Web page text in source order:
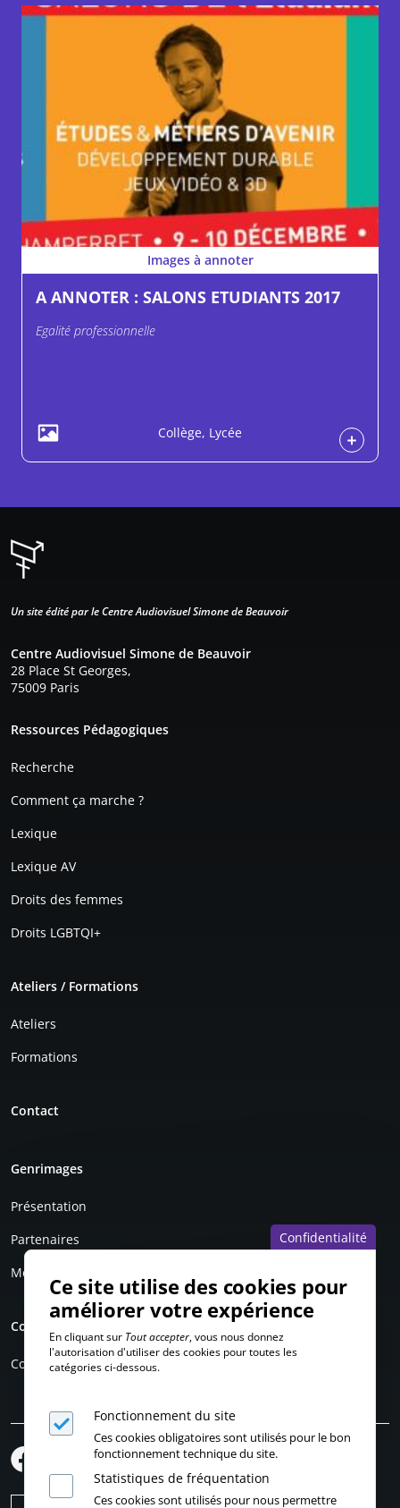
Images à annoter
A ANNOTER : SALONS ETUDIANTS 2017
Egalité professionnelle
Collège, Lycée
Un site édité par le Centre Audiovisuel Simone de Beauvoir
Centre Audiovisuel Simone de Beauvoir
28 Place St Georges,
75009 Paris
Ressources Pédagogiques
Recherche
Comment ça marche ?
Lexique
Lexique AV
Droits des femmes
Droits LGBTQI+
Ateliers / Formations
Ateliers
Formations
Contact
Genrimages
Présentation
Partenaires
Mentions légales
Compte personnel
Connexion
Confidentialité
Ce site utilise des cookies pour
améliorer votre expérience
En cliquant sur Tout accepter, vous nous donnez
l'autorisation d'utiliser des cookies pour toutes les
catégories ci-dessous.
Fonctionnement du site
Ces cookies obligatoires sont utilisés pour le bon
fonctionnement technique du site.
Statistiques de fréquentation
Ces cookies sont utilisés pour nous permettre